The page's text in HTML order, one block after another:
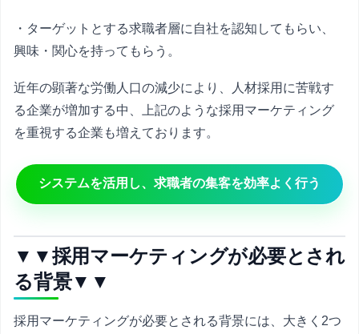
・ターゲットとする求職者層に自社を認知してもらい、
興味・関心を持ってもらう。
近年の顕著な労働人口の減少により、人材採用に苦戦す
る企業が増加する中、上記のような採用マーケティング
を重視する企業も増えております。
システムを活用し、求職者の集客を効率よく行う
▼▼採用マーケティングが必要とされ
る背景▼▼
採用マーケティングが必要とされる背景には、大きく2つ